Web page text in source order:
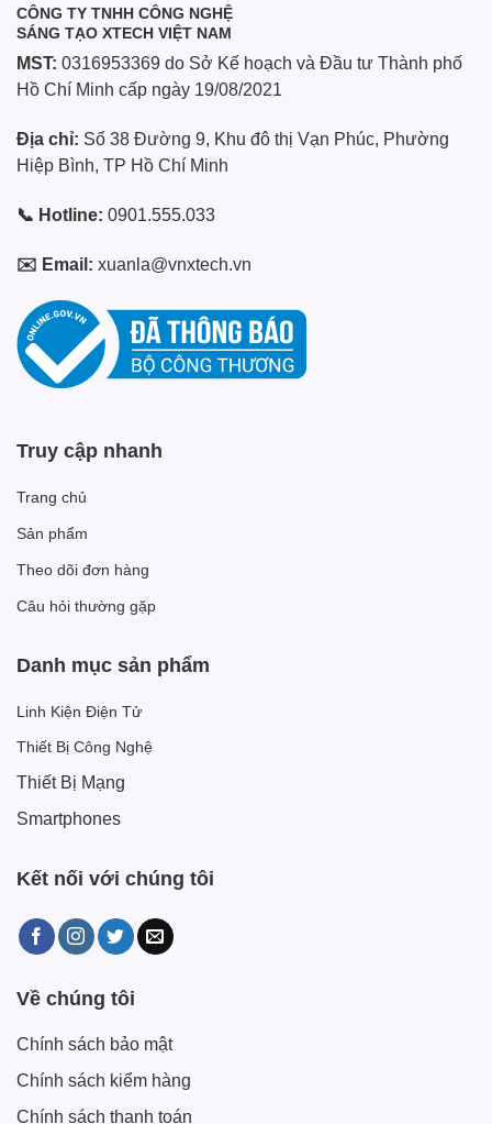
₫.
CÔNG TY TNHH CÔNG NGHỆ
SÁNG TẠO XTECH VIỆT NAM
MST: 0316953369 do Sở Kế hoạch và Đầu tư Thành phố
Hồ Chí Minh cấp ngày 19/08/2021
Địa chỉ: Số 38 Đường 9, Khu đô thị Vạn Phúc, Phường
Hiệp Bình, TP Hồ Chí Minh
📞 Hotline: 0901.555.033
✉️ Email: xuanla@vnxtech.vn
Truy cập nhanh
Trang chủ
Sản phẩm
Theo dõi đơn hàng
Câu hỏi thường gặp
Danh mục sản phẩm
Linh Kiện Điện Tử
Thiết Bị Công Nghệ
Thiết Bị Mạng
Smartphones
Kết nối với chúng tôi
Về chúng tôi
Chính sách bảo mật
Chính sách kiểm hàng
Chính sách thanh toán